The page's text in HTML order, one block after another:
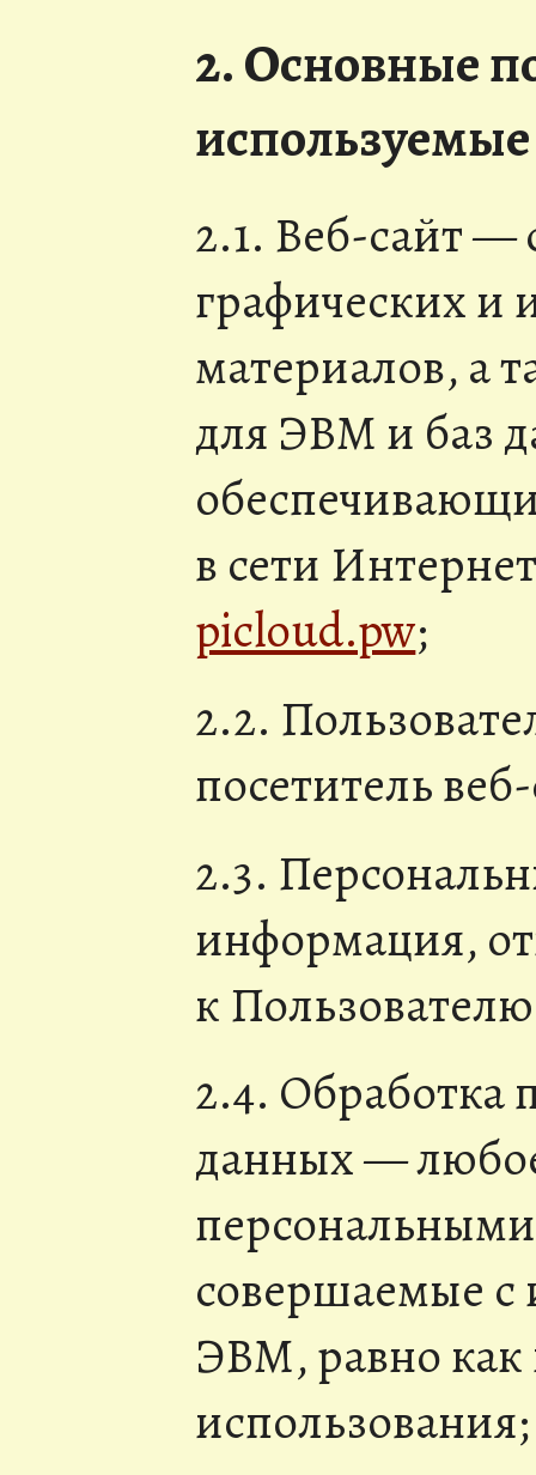
2. Основные
2.1. Веб-сайт —
графических
материалов, а
для ЭВМ и баз
в сети
picloud.pw;
2.2.
посетитель
2.3.
информация,
к
2.4. Обработка
данных —
совершаемые с
ЭВМ, равно как
использования;